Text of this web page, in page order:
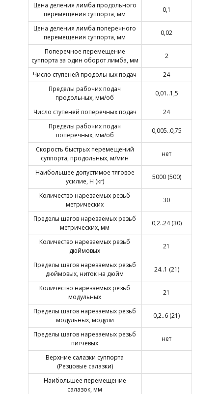
Цена деления лимба продольного
перемещения суппорта, мм
0,1
Цена деления лимба поперечного
перемещения суппорта, мм
0,02
Поперечное перемещение
суппорта за один оборот лимба, мм
2
Число ступеней продольных подач
24
Пределы рабочих подач
продольных, мм/об
0,01..1,5
Число ступеней поперечных подач
24
Пределы рабочих подач
поперечных, мм/об
0,005..0,75
Скорость быстрых перемещений
суппорта, продольных, м/мин
нет
Наибольшее допустимое тяговое
усилие, Н (кг)
5000 (500)
Количество нарезаемых резьб
метрических
30
Пределы шагов нарезаемых резьб
метрических, мм
0,2..24 (30)
Количество нарезаемых резьб
дюймовых
21
Пределы шагов нарезаемых резьб
дюймовых, ниток на дюйм
24..1 (21)
Количество нарезаемых резьб
модульных
21
Пределы шагов нарезаемых резьб
модульных, модули
0,2..6 (21)
Пределы шагов нарезаемых резьб
питчевых
нет
Верхние салазки суппорта
(Резцовые салазки)
Наибольшее перемещение
салазок, мм